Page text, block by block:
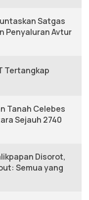
Satgas
Penyaluran Avtur
Tertangkap
Tanah Celebes
Sejauh 2740
Disorot,
Semua yang